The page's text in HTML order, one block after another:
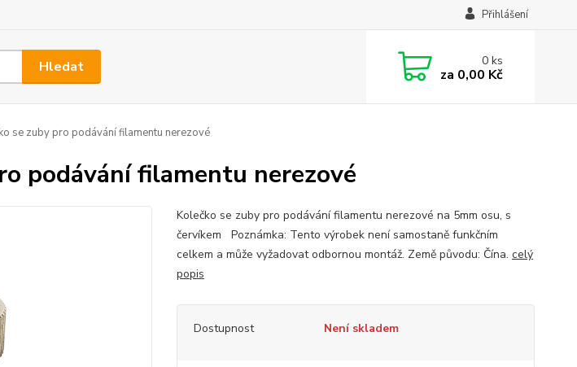
Přihlášení
Hledat 0ks
za 0,00 Kč
se zuby pro podávání filamentu nerezové
podávání filamentu nerezové
Kolečko se zuby pro podávání filamentu nerezové na 5mm osu, s
červíkem Poznámka: Tento výrobek není samostaně funkčním
celkem a může vyžadovat odbornou montáž. Země původu: Čína. celý
popis
Dostupnost Není skladem